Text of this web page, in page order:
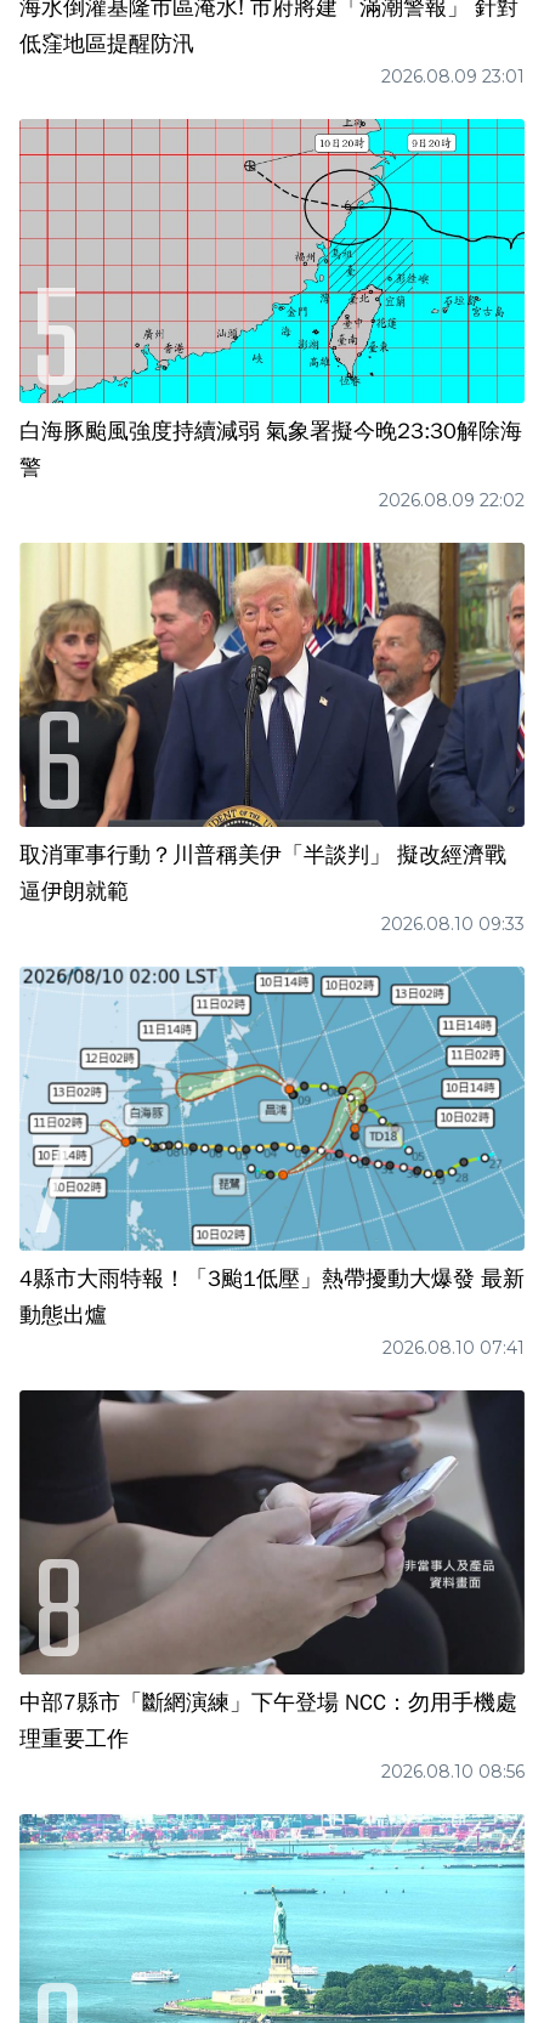
海水倒灌基隆市區淹水! 市府將建「滿潮警報」 針對
低窪地區提醒防汛
2026.08.09 23:01
白海豚颱風強度持續減弱 氣象署擬今晚23:30解除海
警
2026.08.09 22:02
取消軍事行動？川普稱美伊「半談判」 擬改經濟戰
逼伊朗就範
2026.08.10 09:33
4縣市大雨特報！「3颱1低壓」熱帶擾動大爆發 最新
動態出爐
2026.08.10 07:41
中部7縣市「斷網演練」下午登場 NCC：勿用手機處
理重要工作
2026.08.10 08:56